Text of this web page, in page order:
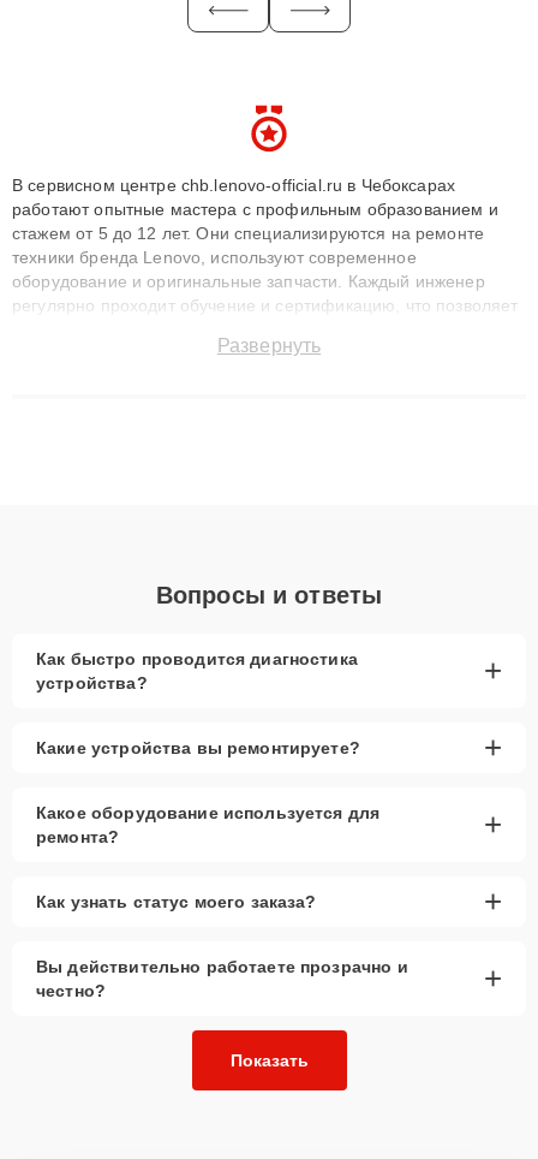
В сервисном центре chb.lenovo-official.ru в Чебоксарах
работают опытные мастера с профильным образованием и
стажем от 5 до 12 лет. Они специализируются на ремонте
техники бренда Lenovo, используют современное
оборудование и оригинальные запчасти. Каждый инженер
регулярно проходит обучение и сертификацию, что позволяет
технику с сохранением гарантии до 3 лет. Наши мастера
Развернуть
Вопросы и ответы
Как быстро проводится диагностика
устройства?
+
Какие устройства вы ремонтируете? +
Какое оборудование используется для
ремонта?
+
Как узнать статус моего заказа? +
Вы действительно работаете прозрачно и
честно?
+
Показать